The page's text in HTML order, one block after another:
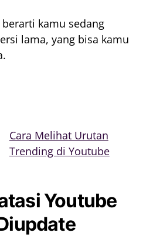
kamu sedang
lama, yang bisa kamu
Cara Melihat Urutan
Trending di Youtube
Youtube